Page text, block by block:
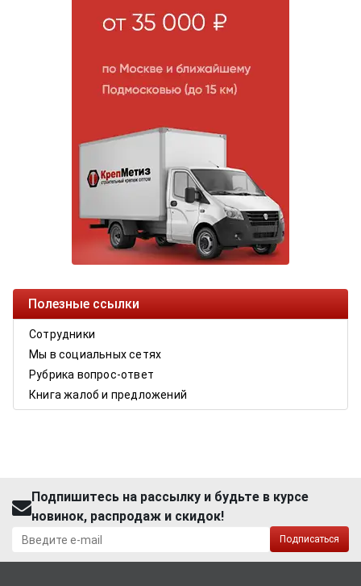
Полезные ссылки
Сотрудники
Мы в социальных сетях
Рубрика вопрос-ответ
Книга жалоб и предложений
Подпишитесь на рассылку и будьте в курсе
новинок, распродаж и скидок!
Подписаться